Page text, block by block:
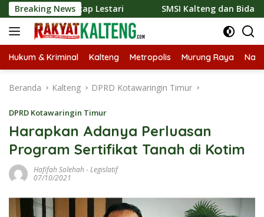
Langsung
ke
konten
Breaking News
Tetap Lestari SMSI Kalteng dan Bidan Sean Bangun
Hukum & Kriminal Kalteng Metropolis Murung Raya
Beranda Kalteng DPRD Kotawaringin Timur
DPRD Kotawaringin Timur
Harapkan Adanya Perluasan
Program Sertifikat Tanah di Kotim
Hafifah Solehah -Legislatif
07/10/2021